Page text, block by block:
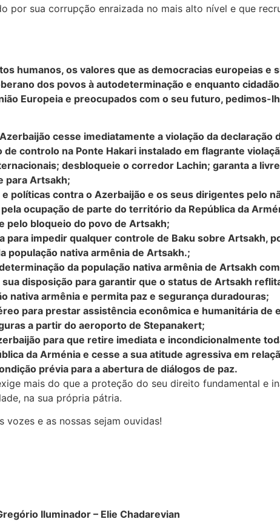
por sua corrupção enraizada no mais alto nível e que
humanos, os valores que as democracias europeias e
dos povos à autodeterminação e enquanto
Europeia e preocupados com o seu futuro, pedimos-
cesse imediatamente a violação da declaração
controlo na Ponte Hakari instalado em flagrante
desbloqueie o corredor Lachin; garanta a
para Artsakh;
políticas contra o Azerbaijão e os seus dirigentes pelo
ocupação de parte do território da República da
pelo bloqueio do povo de Artsakh;
para impedir qualquer controle de Baku sobre Artsakh,
população nativa armênia de Artsakh.;
da população nativa armênia de Artsakh
disposição para garantir que o status de Artsakh
nativa armênia e permita paz e segurança duradouras;
para prestar assistência econômica e humanitária de
a partir do aeroporto de Stepanakert;
para que retire imediata e incondicionalmente
da Arménia e cesse a sua atitude agressiva em
prévia para a abertura de diálogos de paz.
mais do que a proteção do seu direito fundamental e
na sua própria pátria.
vozes e as nossas sejam ouvidas!
Iluminador – Elie Chadarevian